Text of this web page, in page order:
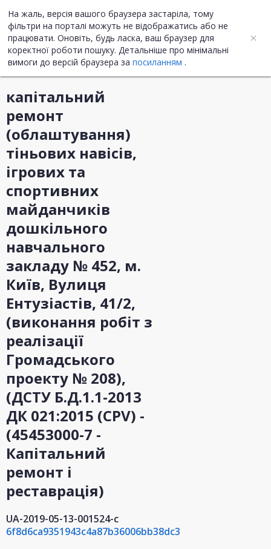
На жаль, версія вашого браузера застаріла, тому
фільтри на порталі можуть не відображатись або не
працювати. Оновіть, будь ласка, ваш браузер для
коректної роботи пошуку. Детальніше про мінімальні
вимоги до версій браузера за посиланням .
UA ENG
Інформація про закупівлю
капітальний
ремонт
(облаштування)
тіньових навісів,
ігрових та
спортивних
майданчиків
дошкільного
навчального
закладу № 452, м.
Київ, Вулиця
Ентузіастів, 41/2,
(виконання робіт з
реалізації
Громадського
проекту № 208),
(ДСТУ Б.Д.1.1-2013
ДК 021:2015 (CPV) -
(45453000-7 -
Капітальний
ремонт і
реставрація)
UA-2019-05-13-001524-c
6f8d6ca9351943c4a87b36006bb38dc3